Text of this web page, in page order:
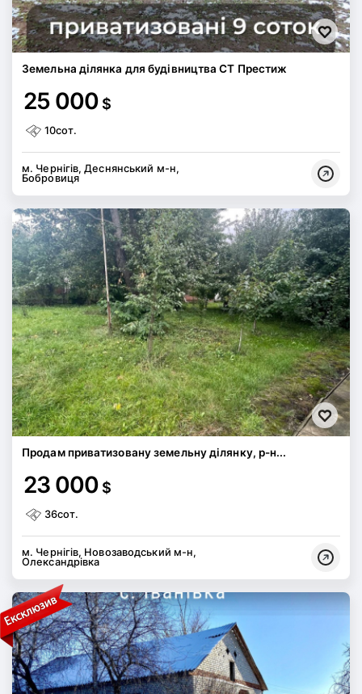
Земельна ділянка для будівництва СТ Престиж
25 000 $
10сот.
м. Чернігів, Деснянський м-н,
Бобровиця
Продам приватизовану земельну ділянку, р-н...
23 000 $
36сот.
м. Чернігів, Новозаводський м-н,
Олександрівка